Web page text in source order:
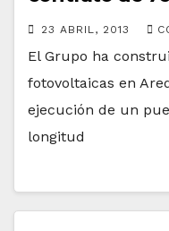
23 ABRIL, 2013
El Grupo ha
fotovoltaicas en
ejecución de un
longitud